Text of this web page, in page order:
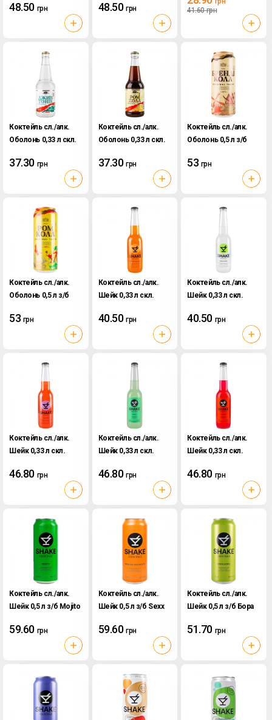
48.50 грн 48.50 грн
41.60грн
Коктейль сл./алк.
Оболонь 0,33 л скл.
37.30 грн
Коктейль сл./алк.
Оболонь 0,33 л скл.
37.30 грн
Коктейль сл./алк.
Оболонь 0,5 л з/б
53 грн
Коктейль сл./алк.
Оболонь 0,5 л з/б
53 грн
Коктейль сл./алк.
Шейк 0,33 л скл.
40.50 грн
Коктейль сл./алк.
Шейк 0,33 л скл.
40.50 грн
Коктейль сл./алк.
Шейк 0,33 л скл.
46.80 грн
Коктейль сл./алк.
Шейк 0,33 л скл.
46.80 грн
Коктейль сл./алк.
Шейк 0,33 л скл.
46.80 грн
Коктейль сл./алк.
Шейк 0,5 л з/б Mojito
59.60 грн
Коктейль сл./алк.
Шейк 0,5 л з/б Sexx
59.60 грн
Коктейль сл./алк.
Шейк 0,5 л з/б Бора
51.70 грн